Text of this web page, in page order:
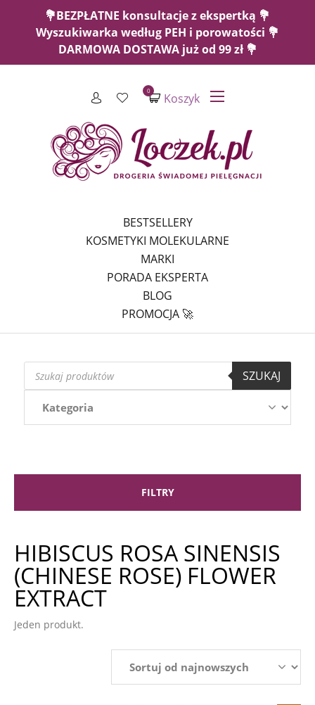
💐BEZPŁATNE konsultacje z ekspertką 💐
Wyszukiwarka według PEH i porowatości 💐
DARMOWA DOSTAWA już od 99 zł 💐
Koszyk
0
BESTSELLERY
KOSMETYKI MOLEKULARNE
MARKI
PORADA EKSPERTA
BLOG
PROMOCJA 🚀
Wyszukiwarka
produktów
SZUKAJ
FILTRY
HIBISCUS ROSA SINENSIS
(CHINESE ROSE) FLOWER
EXTRACT
Jeden produkt.